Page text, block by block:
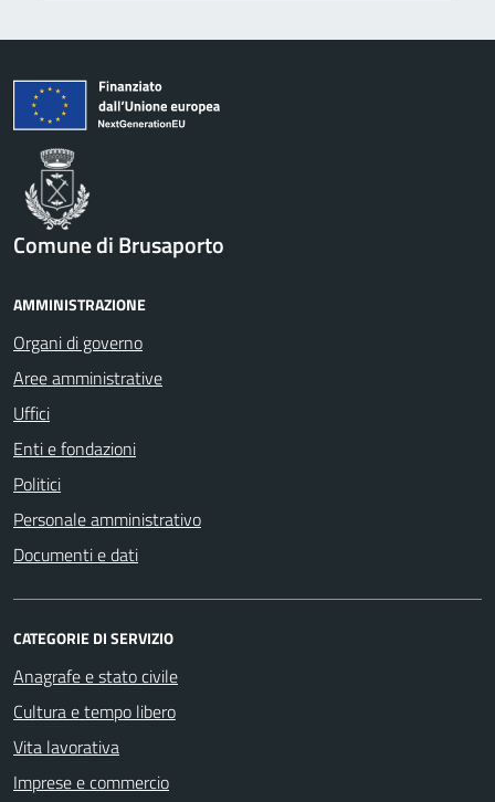
Comune di Brusaporto
AMMINISTRAZIONE
Organi di governo
Aree amministrative
Uffici
Enti e fondazioni
Politici
Personale amministrativo
Documenti e dati
CATEGORIE DI SERVIZIO
Anagrafe e stato civile
Cultura e tempo libero
Vita lavorativa
Imprese e commercio